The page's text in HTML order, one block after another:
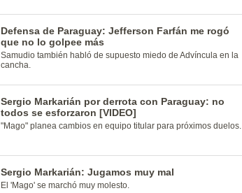
Defensa de Paraguay: Jefferson Farfán me rogó
que no lo golpee más
Samudio también habló de supuesto miedo de Advíncula en la
cancha.
Sergio Markarián por derrota con Paraguay: no
todos se esforzaron [VIDEO]
"Mago" planea cambios en equipo titular para próximos duelos.
Sergio Markarián: Jugamos muy mal
El 'Mago' se marchó muy molesto.